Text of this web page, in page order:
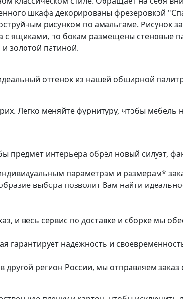
шкафа декорированы фрезеровкой
рисунком по амальгаме. Рисунок
с ящиками, по бокам размещены стеновые
золотой патиной.
оттенок из нашей обширной
Легко меняйте фурнитуру, чтобы мебель
предмет интерьера обрёл новый силуэт,
параметрам и размерам*
выбора позволит Вам найти
и весь сервис по доставке и сборке мы
гарантирует надежность и
другой регион России, мы отправляем